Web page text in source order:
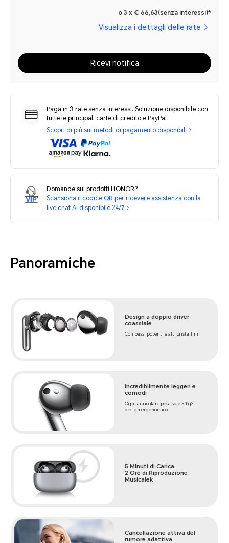
o 3 x € 66,63(senza interessi)*
Visualizza i dettagli delle rate
Ricevi notifica
Paga in 3 rate senza interessi. Soluzione disponibile con
tutte le principali carte di credito e PayPal
Scopri di più sui metodi di pagamento disponibili
Domande sui prodotti HONOR?
Scansiona il codice QR per ricevere assistenza con la
live chat AI disponibile 24/7
Panoramiche
Design a doppio driver
coassiale
Con bassi potenti e alti cristallini
Incredibilmente leggeri e
comodi
Ogni auricolare pesa solo 5,1 g2,
design ergonomico
5 Minuti di Carica
2 Ore di Riproduzione
Musicalek
Cancellazione attiva del
rumore adattiva